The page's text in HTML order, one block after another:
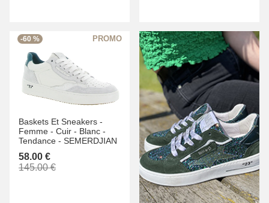
-60 %
Baskets Et Sneakers -
Femme - Cuir - Blanc -
Tendance - SEMERDJIAN
58.00 €
145.00 €